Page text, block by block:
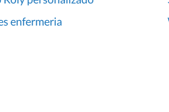
enfermeria